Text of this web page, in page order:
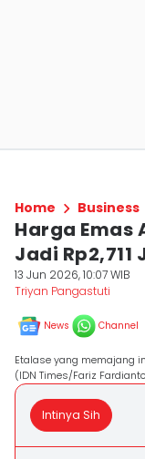
Home Business
Harga Emas
Jadi
13 Jun 2026, 10:07 WIB
Triyan Pangastuti
News Channel
Etalase yang memajang
(IDN Times/Fariz
Intinya Sih